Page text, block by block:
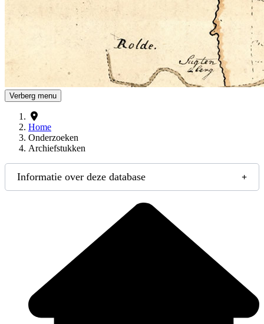
Verberg menu
Home
Onderzoeken
Archiefstukken
Informatie over deze database